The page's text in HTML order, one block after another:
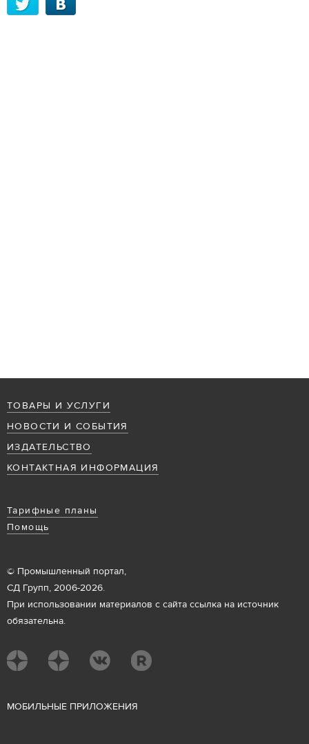
ТОВАРЫ И УСЛУГИ
НОВОСТИ И СОБЫТИЯ
ИЗДАТЕЛЬСТВО
КОНТАКТНАЯ ИНФОРМАЦИЯ
Тарифные планы
Помощь
© Промышленный портал,
СД Групп, 2006-2026.
При использовании материалов с сайта ссылка на источник
обязательна.
МОБИЛЬНЫЕ ПРИЛОЖЕНИЯ